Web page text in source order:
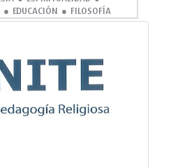
EDUCACIÓN FILOSOFÍA